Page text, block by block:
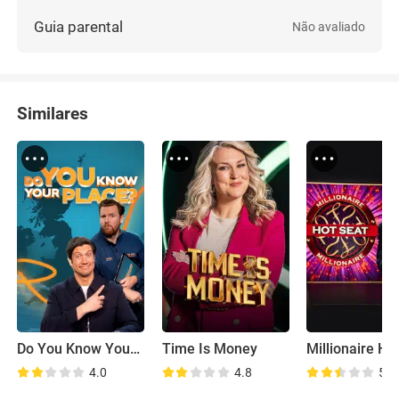
Guia parental Não avaliado
Similares
Do You Know Your Place?
4.0
Time Is Money
4.8
Millionaire
5.7